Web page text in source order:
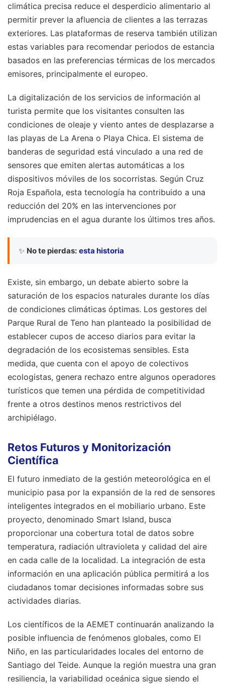
climática precisa reduce el desperdicio alimentario al
permitir prever la afluencia de clientes a las terrazas
exteriores. Las plataformas de reserva también utilizan
estas variables para recomendar periodos de estancia
basados en las preferencias térmicas de los mercados
emisores, principalmente el europeo.
La digitalización de los servicios de información al
turista permite que los visitantes consulten las
condiciones de oleaje y viento antes de desplazarse a
las playas de La Arena o Playa Chica. El sistema de
banderas de seguridad está vinculado a una red de
sensores que emiten alertas automáticas a los
dispositivos móviles de los socorristas. Según Cruz
Roja Española, esta tecnología ha contribuido a una
reducción del 20% en las intervenciones por
imprudencias en el agua durante los últimos tres años.
✨ No te pierdas: esta historia
Existe, sin embargo, un debate abierto sobre la
saturación de los espacios naturales durante los días
de condiciones climáticas óptimas. Los gestores del
Parque Rural de Teno han planteado la posibilidad de
establecer cupos de acceso diarios para evitar la
degradación de los ecosistemas sensibles. Esta
medida, que cuenta con el apoyo de colectivos
ecologistas, genera rechazo entre algunos operadores
turísticos que temen una pérdida de competitividad
frente a otros destinos menos restrictivos del
archipiélago.
Retos Futuros y Monitorización
Científica
El futuro inmediato de la gestión meteorológica en el
municipio pasa por la expansión de la red de sensores
inteligentes integrados en el mobiliario urbano. Este
proyecto, denominado Smart Island, busca
proporcionar una cobertura total de datos sobre
temperatura, radiación ultravioleta y calidad del aire
en cada calle de la localidad. La integración de esta
información en una aplicación pública permitirá a los
ciudadanos tomar decisiones informadas sobre sus
actividades diarias.
Los científicos de la AEMET continuarán analizando la
posible influencia de fenómenos globales, como El
Niño, en las particularidades locales del entorno de
Santiago del Teide. Aunque la región muestra una gran
resiliencia, la variabilidad oceánica sigue siendo el